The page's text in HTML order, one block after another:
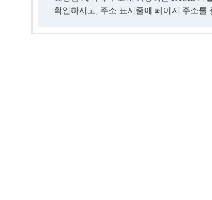
확인하시고, 주소 표시줄에 페이지 주소